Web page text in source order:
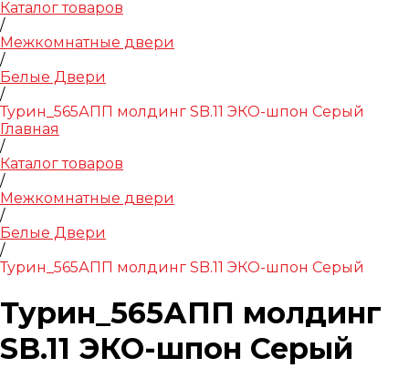
Каталог товаров
/
Межкомнатные двери
/
Белые Двери
/
Турин_565АПП молдинг SB.11 ЭКО-шпон Серый
Главная
/
Каталог товаров
/
Межкомнатные двери
/
Белые Двери
/
Турин_565АПП молдинг SB.11 ЭКО-шпон Серый
Турин_565АПП молдинг
SB.11 ЭКО-шпон Серый